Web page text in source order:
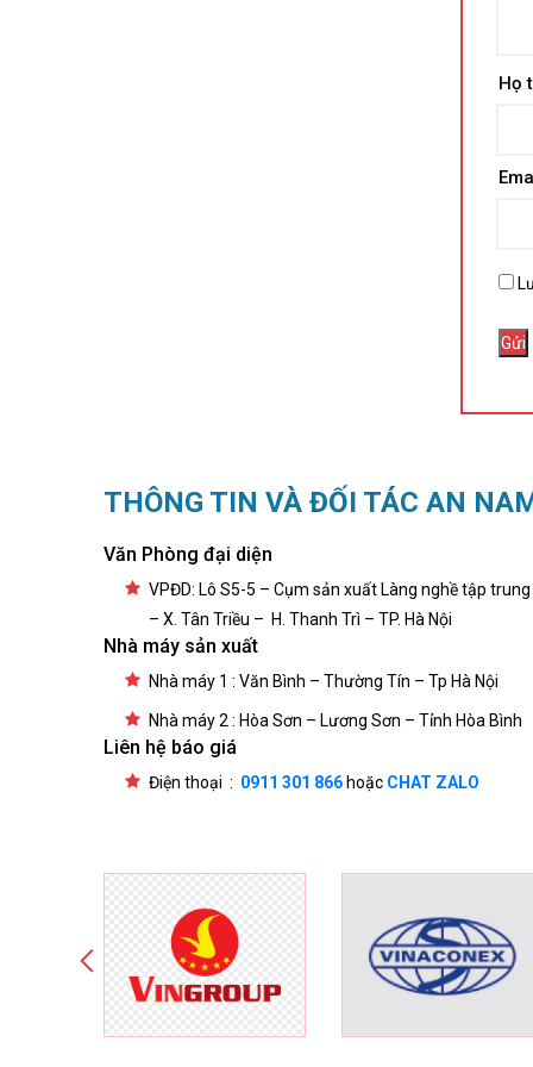
Họ
THÔNG TIN VÀ ĐỐI TÁC AN
Văn Phòng đại diện
VPĐD: Lô S5-5 – Cụm sản xuất Làng nghề tập trung
– X. Tân Triều – H. Thanh Trì – TP. Hà Nội
Nhà máy sản xuất
Nhà máy 1 : Văn Bình – Thường Tín – Tp Hà Nội
Nhà máy 2 : Hòa Sơn – Lương Sơn – Tỉnh Hòa Bình
Liên hệ báo giá
Điện thoại : 0911 301 866 hoặc CHAT ZALO